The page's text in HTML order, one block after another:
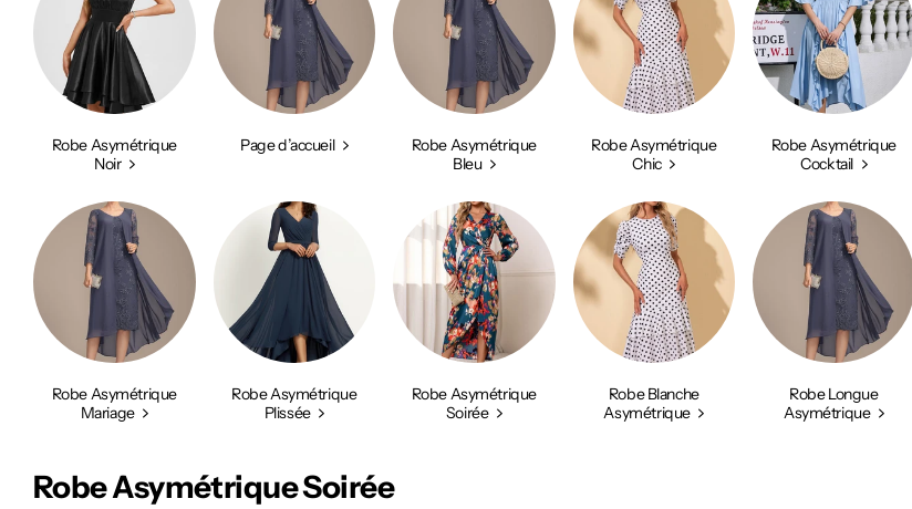
Robe Asymétrique
Noir
Page d’accueil
Robe Asymétrique
Bleu
Robe Asymétrique
Chic
Robe Asymétrique
Cocktail
Robe Asymétrique
Mariage
Robe Asymétrique
Plissée
Robe Asymétrique
Soirée
Robe Blanche
Asymétrique
Robe Longue
Asymétrique
Robe Asymétrique Soirée